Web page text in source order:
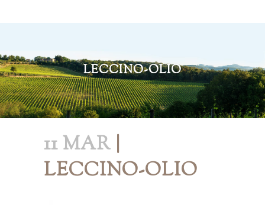
LECCINO-OLIO
11 MAR |
LECCINO-OLIO